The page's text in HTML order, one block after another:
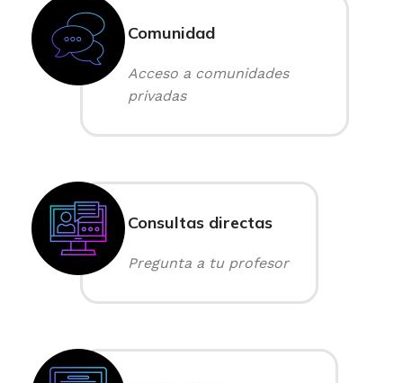
Comunidad
Acceso a comunidades
privadas
Consultas directas
Pregunta a tu profesor